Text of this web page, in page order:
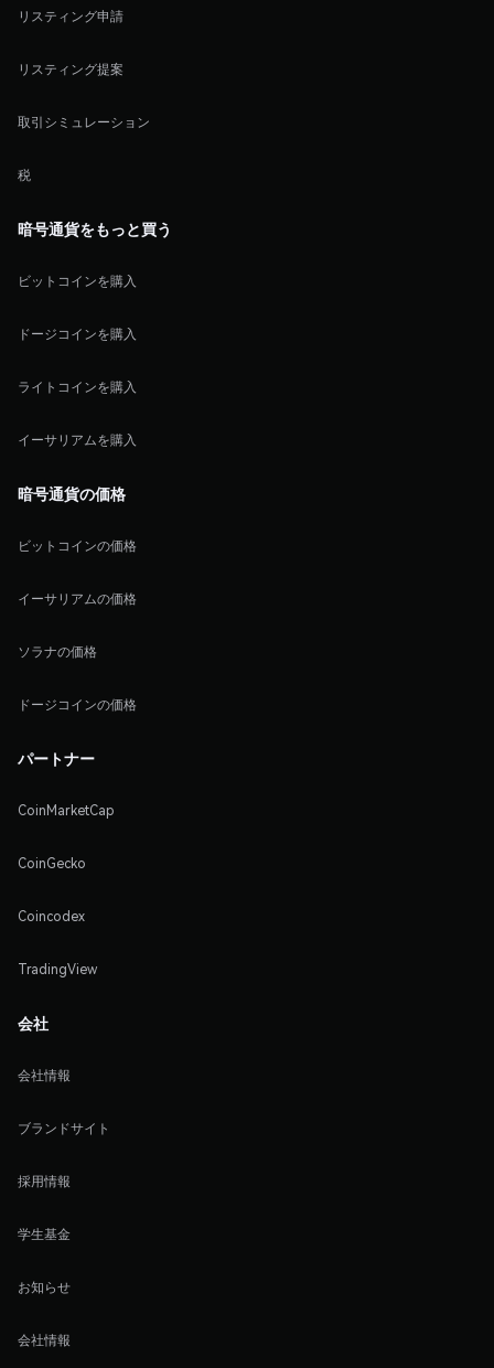
リスティング申請
リスティング提案
取引シミュレーション
税
暗号通貨をもっと買う
ビットコインを購入
ドージコインを購入
ライトコインを購入
イーサリアムを購入
暗号通貨の価格
ビットコインの価格
イーサリアムの価格
ソラナの価格
ドージコインの価格
パートナー
CoinMarketCap
CoinGecko
Coincodex
TradingView
会社
会社情報
ブランドサイト
採用情報
学生基金
お知らせ
会社情報